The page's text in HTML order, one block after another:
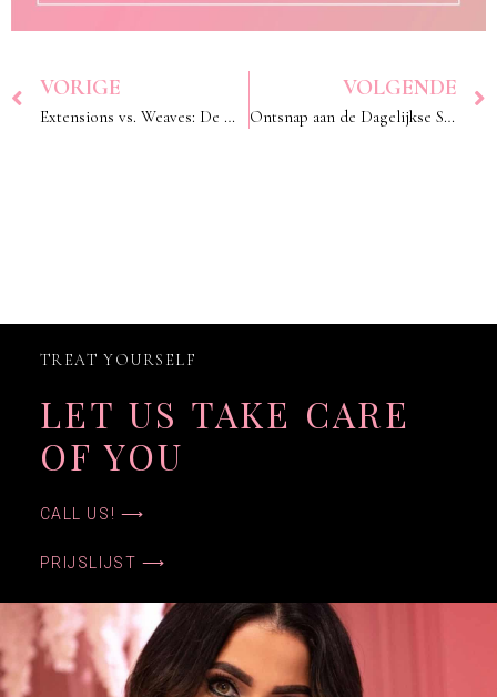
VORIGE
Extensions vs. Weaves: De Ultieme Gids voor Luxueuze Haartransformaties bij HER AVENUE
VOLGENDE
Ontsnap aan de Dagelijkse Sleur: Luxueuze Ontspanning bij HER AVENUE’s Pretty Pink Hair Salon!
TREAT YOURSELF
LET US TAKE CARE
OF YOU
CALL US! ⟶
PRIJSLIJST ⟶